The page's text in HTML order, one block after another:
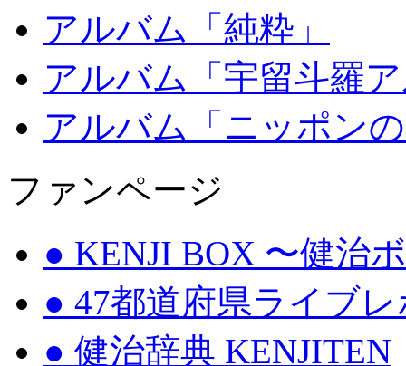
アルバム「純粋」
アルバム「宇留斗羅
アルバム「ニッポン
ファンページ
● KENJI BOX 〜健治
● 47都道府県ライブ
● 健治辞典 KENJITEN